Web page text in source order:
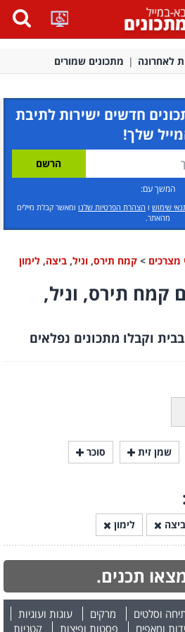
לאחרונה מתכונים שמורים
חדשים ישירות לתיבת
שלך!
המשך עם:
שימוש ו הצהרת הפרטיות שלנו ומאשר קבלת מיילים
מהאתר.
מצרכים > קמח תירס, וניל, ביצה, לימון
קמח תירס, וניל,
וקבלו מתכונים נפלאים
שמן זית סוכר
ביצה לימון
תכנים.
וסלטים מרקים
עוגות ועוגיות
ומאפים פסטות ופיצות קטניות